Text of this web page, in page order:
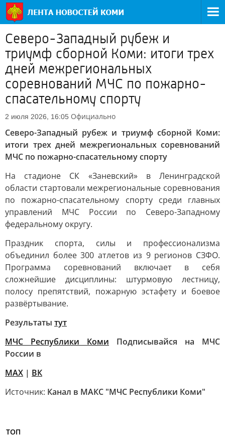
Северо-Западный рубеж и
триумф сборной Коми: итоги трех
дней межрегиональных
соревнований МЧС по пожарно-
спасательному спорту
2 июля 2026, 16:05 Официально
Северо-Западный рубеж и триумф сборной Коми:
итоги трех дней межрегиональных соревнований
МЧС по пожарно-спасательному спорту
На стадионе СК «Заневский» в Ленинградской
области стартовали межрегиональные соревнования
по пожарно-спасательному спорту среди главных
управлений МЧС России по Северо-Западному
федеральному округу.
Праздник спорта, силы и профессионализма
объединил более 300 атлетов из 9 регионов СЗФО.
Программа соревнований включает в себя
сложнейшие дисциплины: штурмовую лестницу,
полосу препятствий, пожарную эстафету и боевое
развёртывание.
Результаты тут
МЧС Республики Коми Подписывайся на МЧС
России в
MAX | ВК
Источник: Канал в МАКС "МЧС Республики Коми"
ТОП